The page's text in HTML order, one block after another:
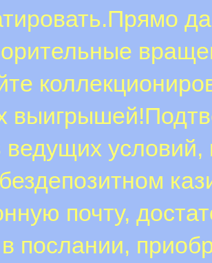
ведущих условий,
почту,
послании,